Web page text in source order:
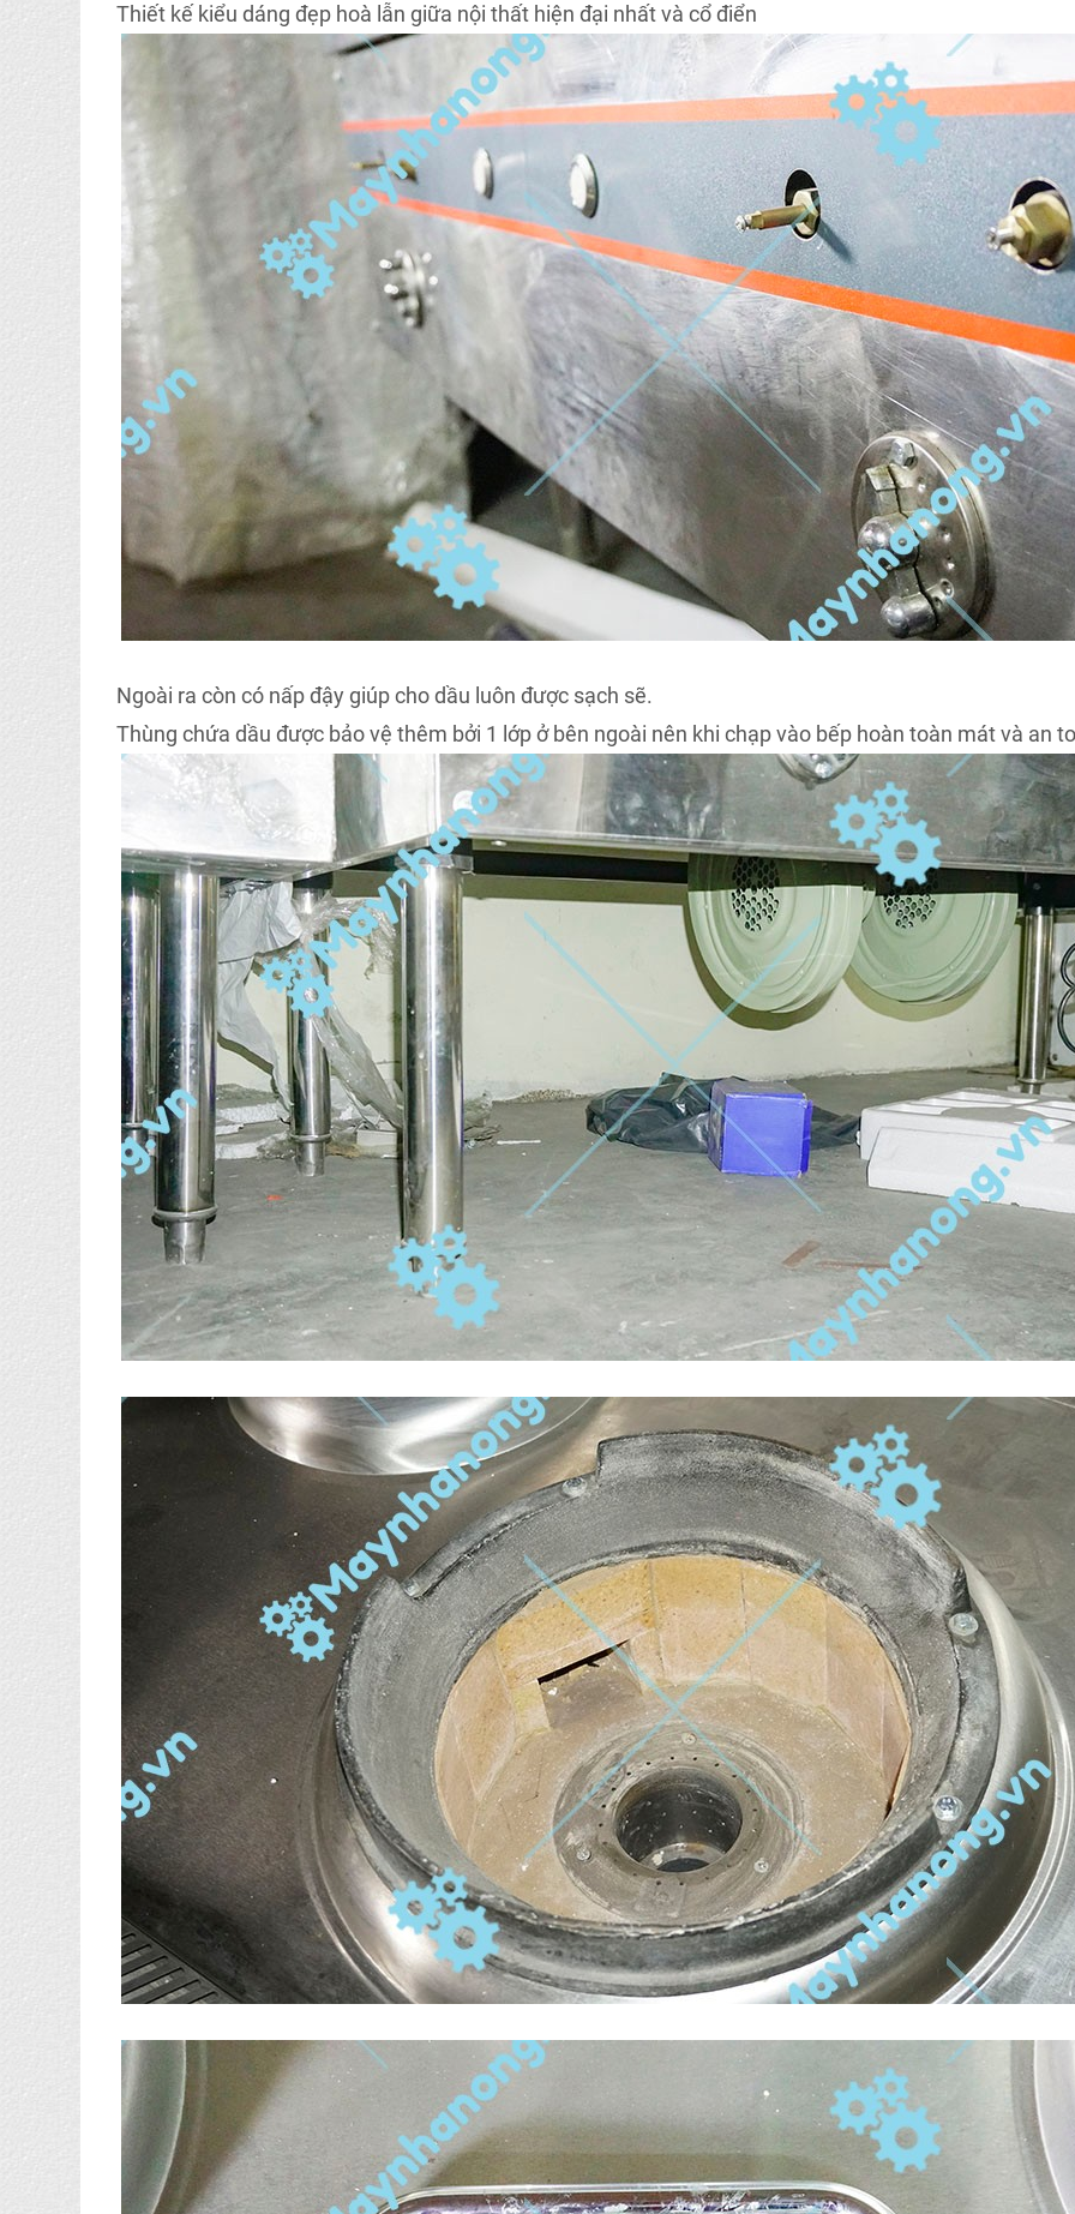
Thiết kế kiểu dáng đẹp hoà lẫn giữa nội thất hiện đại nhất và cổ điển
Ngoài ra còn có nấp đậy giúp cho dầu luôn được sạch sẽ.
Thùng chứa dầu được bảo vệ thêm bởi 1 lớp ở bên ngoài nên khi chạp vào bếp hoàn toàn mát và an